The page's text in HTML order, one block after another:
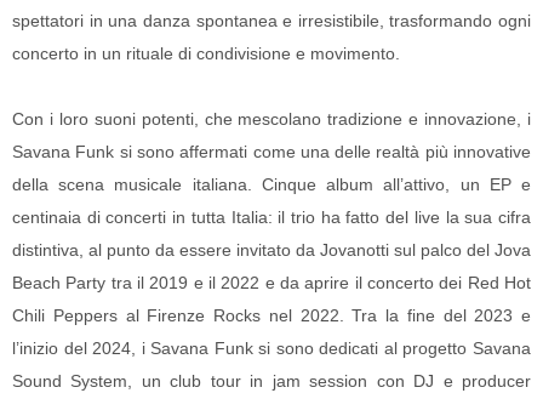
spettatori in una danza spontanea e irresistibile, trasformando ogni
concerto in un rituale di condivisione e movimento.
Con i loro suoni potenti, che mescolano tradizione e innovazione, i
Savana Funk si sono affermati come una delle realtà più innovative
della scena musicale italiana. Cinque album all’attivo, un EP e
centinaia di concerti in tutta Italia: il trio ha fatto del live la sua cifra
distintiva, al punto da essere invitato da Jovanotti sul palco del Jova
Beach Party tra il 2019 e il 2022 e da aprire il concerto dei Red Hot
Chili Peppers al Firenze Rocks nel 2022. Tra la fine del 2023 e
l’inizio del 2024, i Savana Funk si sono dedicati al progetto Savana
Sound System, un club tour in jam session con DJ e producer